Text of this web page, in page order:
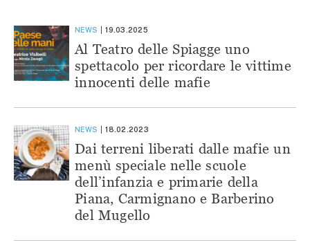
NEWS 19.03.2025
Al Teatro delle Spiagge uno
spettacolo per ricordare le vittime
innocenti delle mafie
NEWS 18.02.2023
Dai terreni liberati dalle mafie un
menù speciale nelle scuole
dell’infanzia e primarie della
Piana, Carmignano e Barberino
del Mugello